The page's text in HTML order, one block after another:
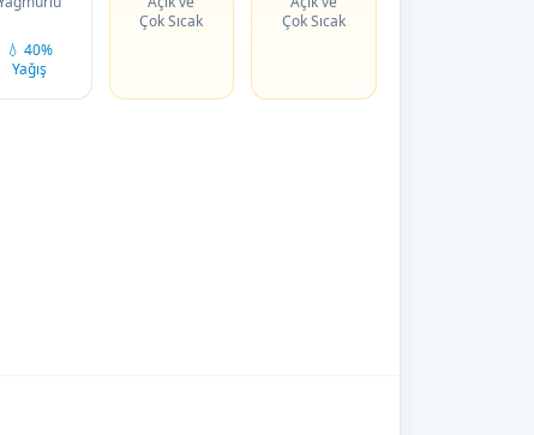
💧 40%
Yağış
Çok Sıcak
Çok Sıcak